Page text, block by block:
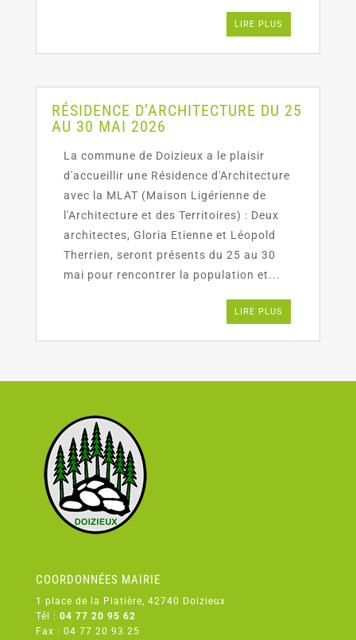
LIRE PLUS
RÉSIDENCE D’ARCHITECTURE DU 25
AU 30 MAI 2026
La commune de Doizieux a le plaisir
d'accueillir une Résidence d'Architecture
avec la MLAT (Maison Ligérienne de
l'Architecture et des Territoires) : Deux
architectes, Gloria Etienne et Léopold
Therrien, seront présents du 25 au 30
mai pour rencontrer la population et...
LIRE PLUS
COORDONNÉES MAIRIE
1 place de la Platière, 42740 Doizieux
Tél : 04 77 20 95 62
Fax : 04 77 20 93 25